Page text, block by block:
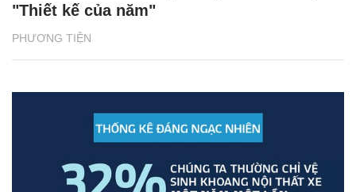
PHƯƠNG TIỆN
"Thiết kế của năm"